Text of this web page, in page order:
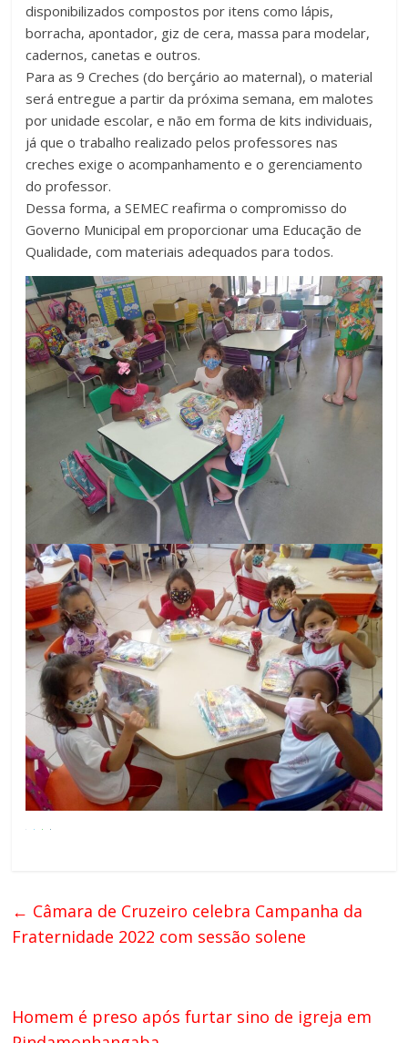
disponibilizados compostos por itens como lápis,
borracha, apontador, giz de cera, massa para modelar,
cadernos, canetas e outros.
Para as 9 Creches (do berçário ao maternal), o material
será entregue a partir da próxima semana, em malotes
por unidade escolar, e não em forma de kits individuais,
já que o trabalho realizado pelos professores nas
creches exige o acompanhamento e o gerenciamento
do professor.
Dessa forma, a SEMEC reafirma o compromisso do
Governo Municipal em proporcionar uma Educação de
Qualidade, com materiais adequados para todos.
← Câmara de Cruzeiro celebra Campanha da
Fraternidade 2022 com sessão solene
Homem é preso após furtar sino de igreja em